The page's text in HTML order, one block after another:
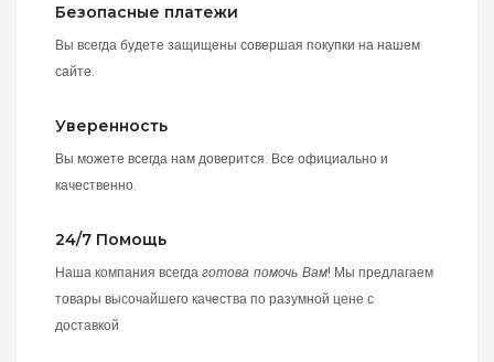
Безопасные платежи
Вы всегда будете защищены совершая покупки на нашем
сайте.
Уверенность
Вы можете всегда нам доверится. Все официально и
качественно.
24/7 Помощь
Наша компания всегдаготова помочь Вам! Мы предлагаем
товары высочайшего качества по разумной цене с
доставкой